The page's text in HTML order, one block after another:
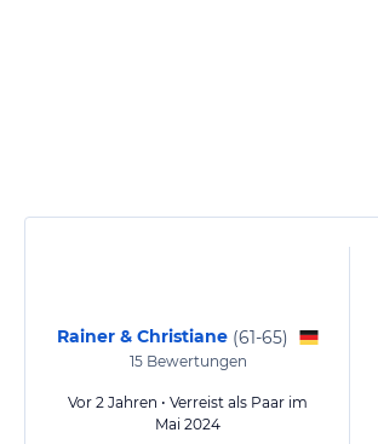
Rainer & Christiane (61-65)
15Bewertungen
Vor 2 Jahren • Verreist als Paar im
Mai 2024